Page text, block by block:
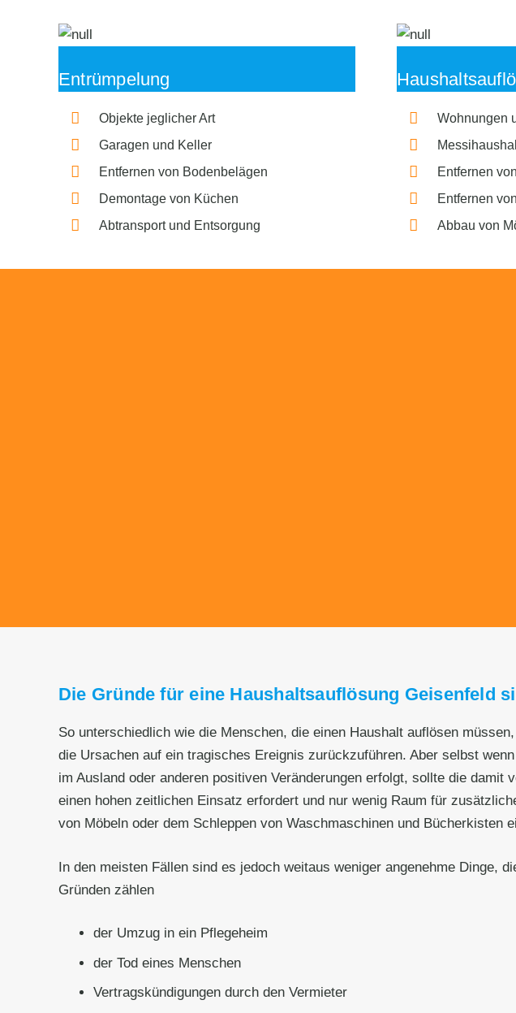
Entrümpelung
Objekte jeglicher Art
Garagen und Keller
Entfernen von Bodenbelägen
Demontage von Küchen
Abtransport und Entsorgung
Wohnungen
Entfernen
Entfernen
Abbau von
Die Gründe für eine Haushaltsauflösung Geisenfeld
So unterschiedlich wie die Menschen, die einen Haushalt auflösen
die Ursachen auf ein tragisches Ereignis zurückzuführen. Aber selbst
im Ausland oder anderen positiven Veränderungen erfolgt, sollte die
einen hohen zeitlichen Einsatz erfordert und nur wenig Raum für
von Möbeln oder dem Schleppen von Waschmaschinen und
In den meisten Fällen sind es jedoch weitaus weniger angenehme Dinge,
Gründen zählen
der Umzug in ein Pflegeheim
der Tod eines Menschen
Vertragskündigungen durch den Vermieter